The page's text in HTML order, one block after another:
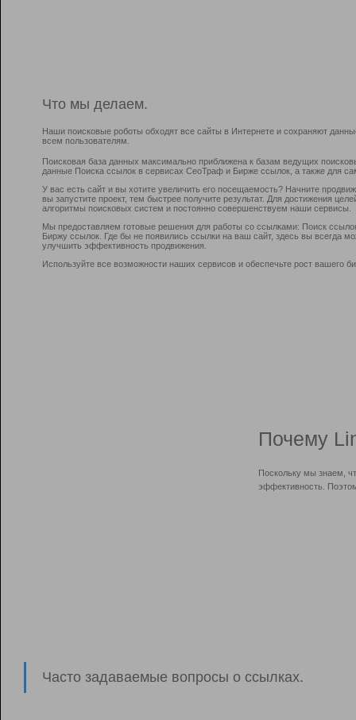
Что мы делаем.
Наши поисковые роботы обходят все сайты в Интернете и сохраняют
всем пользователям.
Поисковая база данных максимально приближена к базам ведущих
данные Поиска ссылок в сервисах СеоТраф и Бирже ссылок, а также для
У вас есть сайт и вы хотите увеличить его посещаемость? Начните
вы запустите проект, тем быстрее получите результат. Для достижения
алгоритмы поисковых систем и постоянно совершенствуем наши сервисы.
Мы предоставляем готовые решения для работы со ссылками: Поиск
Биржу ссылок. Где бы не появились ссылки на ваш сайт, здесь вы всегда
улучшить эффективность продвижения.
Используйте все возможности наших сервисов и обеспечьте рост вашего
Почему
Поскольку мы знаем,
эффективность.
Часто задаваемые вопросы о ссылках.